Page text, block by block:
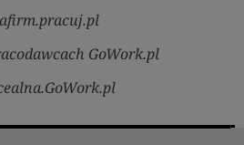
GoWork.pl